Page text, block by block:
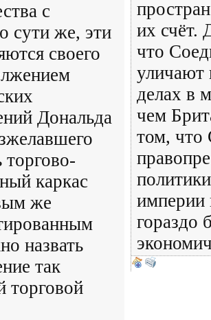
с
сути же, эти
своего
Дональда
торгово-
каркас
же
назвать
так
торговой
их счёт.
что
уличают
делах в
чем
том,
империи
гораздо